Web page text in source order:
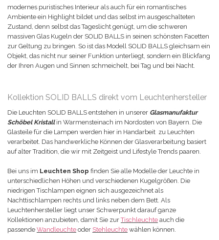
modernes puristisches Interieur als auch für ein romantisches
Ambiente ein Highlight bildet und das selbst im ausgeschalteten
Zustand, denn selbst das Tageslicht genügt, um die schweren
massiven Glas Kugeln der SOLID BALLS in seinen schönsten Facetten
zur Geltung zu bringen. So ist das Modell SOLID BALLS gleichsam ein
Objekt, das nicht nur seiner Funktion unterliegt, sondern ein Blickfang
der Ihren Augen und Sinnen schmeichelt, bei Tag und bei Nacht.
Kollektion SOLID BALLS direkt vom Leuchtenhersteller
Die Leuchten SOLID BALLS entstehen in unserer Glasmanufaktur
Schöbel Kristall in Warmensteinach im Nordosten von Bayern. Die
Glasteile für die Lampen werden hier in Handarbeit zu Leuchten
verarbeitet. Das handwerkliche Können der Glasverarbeitung basiert
auf alter Tradition, die wir mit Zeitgeist und Lifestyle Trends paaren.
Bei uns im Leuchten Shop finden Sie alle Modelle der Leuchte in
unterschiedlichen Höhen und verschiedenen Kugelgrößen. Die
niedrigen Tischlampen eignen sich ausgezeichnet als
Nachttischlampen rechts und links neben dem Bett. Als
Leuchtenhersteller liegt unser Schwerpunkt darauf ganze
Kollektionen anzubieten, damit Sie zurTischleuchte auch die
passende Wandleuchte oder Stehleuchte wählen können.